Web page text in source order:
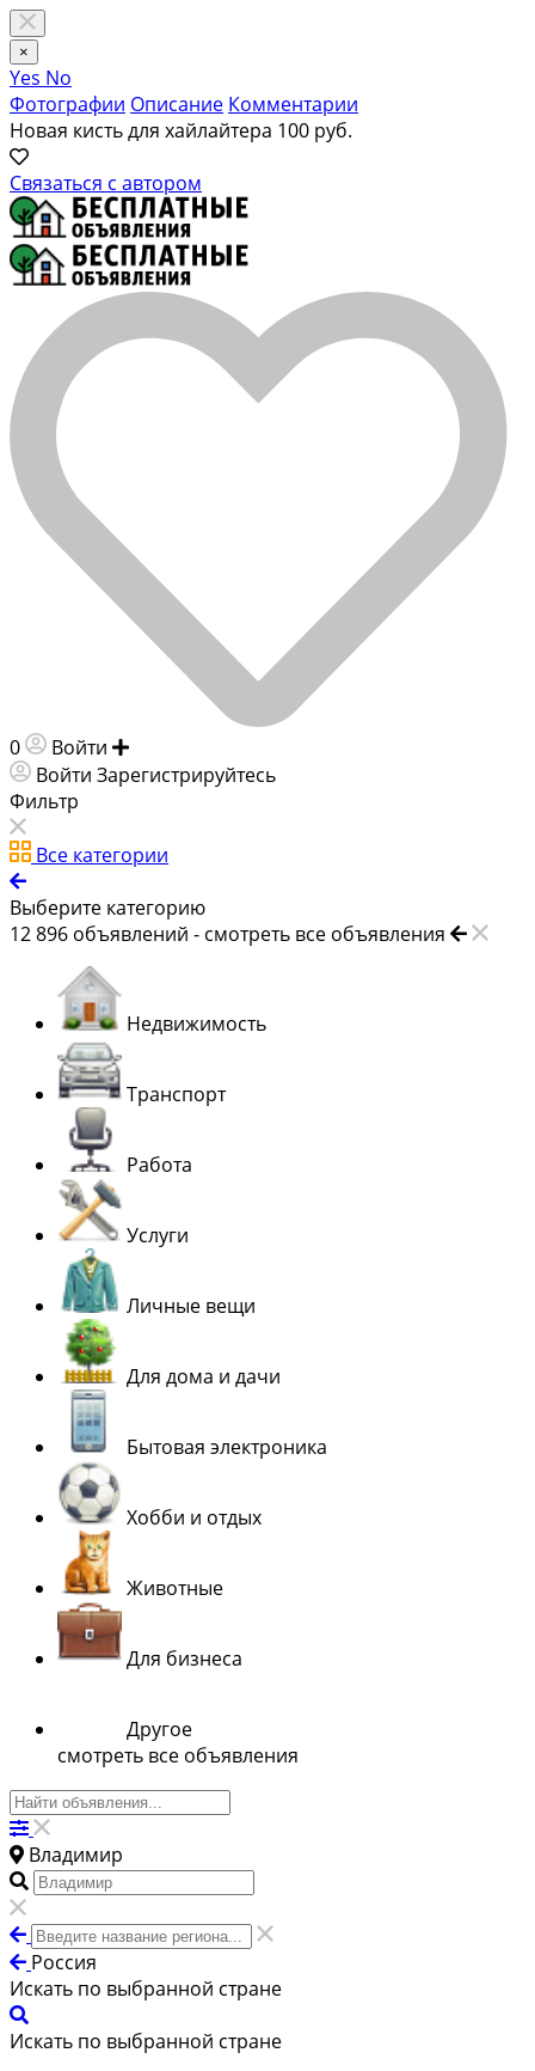
×
Yes No
Фотографии Описание Комментарии
Новая кисть для хайлайтера 100 руб.
Связаться с автором
0 Войти
Войти Зарегистрируйтесь
Фильтр
Все категории
Выберите категорию
12 896 объявлений - смотреть все объявления
Недвижимость
Транспорт
Работа
Услуги
Личные вещи
Для дома и дачи
Бытовая электроника
Хобби и отдых
Животные
Для бизнеса
Другое
смотреть все объявления
Владимир
Россия
Искать по выбранной стране
Искать по выбранной стране